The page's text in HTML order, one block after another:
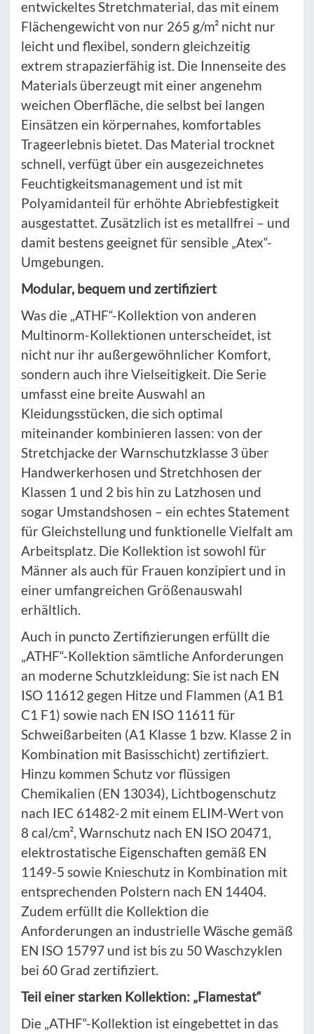
entwickeltes Stretchmaterial, das mit einem
Flächengewicht von nur 265 g/m² nicht nur
leicht und flexibel, sondern gleichzeitig
extrem strapazierfähig ist. Die Innenseite des
Materials überzeugt mit einer angenehm
weichen Oberfläche, die selbst bei langen
Einsätzen ein körpernahes, komfortables
Trageerlebnis bietet. Das Material trocknet
schnell, verfügt über ein ausgezeichnetes
Feuchtigkeitsmanagement und ist mit
Polyamidanteil für erhöhte Abriebfestigkeit
ausgestattet. Zusätzlich ist es metallfrei – und
damit bestens geeignet für sensible „Atex“-
Umgebungen.
Modular, bequem und zertifiziert
Was die „ATHF“-Kollektion von anderen
Multinorm-Kollektionen unterscheidet, ist
nicht nur ihr außergewöhnlicher Komfort,
sondern auch ihre Vielseitigkeit. Die Serie
umfasst eine breite Auswahl an
Kleidungsstücken, die sich optimal
miteinander kombinieren lassen: von der
Stretchjacke der Warnschutzklasse 3 über
Handwerkerhosen und Stretchhosen der
Klassen 1 und 2 bis hin zu Latzhosen und
sogar Umstandshosen – ein echtes Statement
für Gleichstellung und funktionelle Vielfalt am
Arbeitsplatz. Die Kollektion ist sowohl für
Männer als auch für Frauen konzipiert und in
einer umfangreichen Größenauswahl
erhältlich.
Auch in puncto Zertifizierungen erfüllt die
„ATHF“-Kollektion sämtliche Anforderungen
an moderne Schutzkleidung: Sie ist nach EN
ISO 11612 gegen Hitze und Flammen (A1 B1
C1 F1) sowie nach EN ISO 11611 für
Schweißarbeiten (A1 Klasse 1 bzw. Klasse 2 in
Kombination mit Basisschicht) zertifiziert.
Hinzu kommen Schutz vor flüssigen
Chemikalien (EN 13034), Lichtbogenschutz
nach IEC 61482-2 mit einem ELIM-Wert von
8 cal/cm², Warnschutz nach EN ISO 20471,
elektrostatische Eigenschaften gemäß EN
1149-5 sowie Knieschutz in Kombination mit
entsprechenden Polstern nach EN 14404.
Zudem erfüllt die Kollektion die
Anforderungen an industrielle Wäsche gemäß
EN ISO 15797 und ist bis zu 50 Waschzyklen
bei 60 Grad zertifiziert.
Teil einer starken Kollektion: „Flamestat“
Die „ATHF“-Kollektion ist eingebettet in das